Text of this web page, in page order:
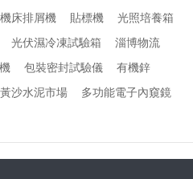
機床排屑機 貼標機
光照培養箱
光伏濕冷凍試驗箱
淄博物流
包裝密封試驗儀
有機鋅
黃沙水泥市場
多功能電子內窺鏡